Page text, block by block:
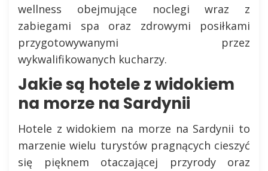
wellness obejmujące noclegi wraz z
zabiegami spa oraz zdrowymi posiłkami
przygotowywanymi przez
wykwalifikowanych kucharzy.
Jakie są hotele z widokiem
na morze na Sardynii
Hotele z widokiem na morze na Sardynii to
marzenie wielu turystów pragnących cieszyć
się pięknem otaczającej przyrody oraz